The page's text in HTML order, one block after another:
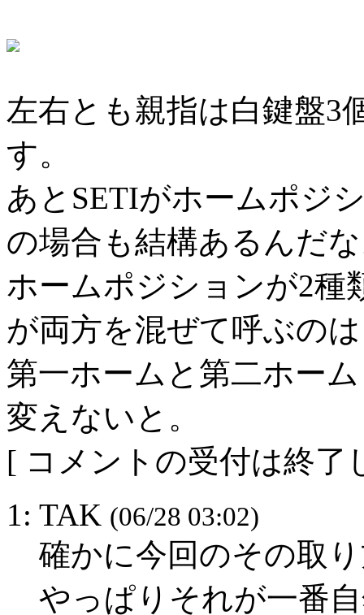
左右とも親指は白鍵盤3
す。
あとSETIがホームポジ
の場合も結構あるんだ
ホームポジションが2種
が両方を混ぜて呼ぶの
第一ホームと第二ホー
変えないと。
[ コメントの受付は終了
1: TAK (06/28 03:02)
確かに今回のその取
やっぱりそれが一番